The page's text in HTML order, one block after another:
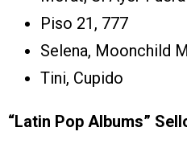
Piso 21, 777
Selena, Moonchild
Tini, Cupido
“Latin Pop Albums”